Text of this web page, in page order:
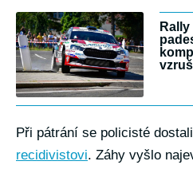
Při pátrání se policisté
recidivistovi. Záhy vyšlo